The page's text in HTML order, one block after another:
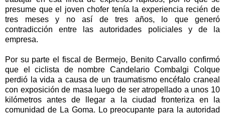
presume que el joven chofer tenía la experiencia recién de
tres meses y no así de tres años, lo que generó
contradicción entre las autoridades policiales y de la
empresa.
Por su parte el fiscal de Bermejo, Benito Carvallo confirmó
que el ciclista de nombre Candelario Combalgi Colque
perdió la vida a causa de un traumatismo encéfalo craneal
con exposición de masa luego de ser atropellado a unos 10
kilómetros antes de llegar a la ciudad fronteriza en la
comunidad de La Goma. Lo preocupante para la autoridad